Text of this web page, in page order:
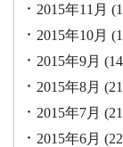
2015年11月
2015年10月
2015年9月
2015年8月
2015年7月
2015年6月